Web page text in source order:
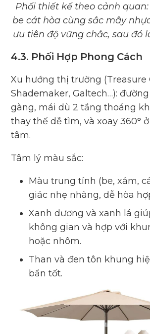
Phối thiết kế theo cảnh
be cát hòa cùng sắc mây
ưu tiên độ vững chắc, sau đó
4.3. Phối Hợp Phong Cách
Xu hướng thị trường (Treasure
Shademaker, Galtech…):
gàng, mái dù 2 tầng thoáng
thay thế dễ tìm, và xoay 360°
tâm.
Tâm lý màu sắc:
Màu trung tính (be, xám,
giác nhẹ nhàng, dễ hòa
Xanh dương và xanh lá
không gian và hợp với
hoặc nhôm.
Than và đen tôn khung
bẩn tốt.